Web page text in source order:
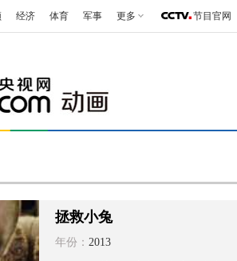
经济 体育 军事 更多 节目官网
拯救小兔
年份： 2013